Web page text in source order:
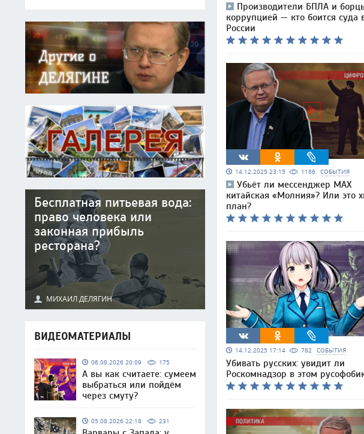
Бесплатная питьевая вода:
право человека или
законная прибыль
ресторана?
МИХАИЛ ДЕЛЯГИН
ВИДЕОМАТЕРИАЛЫ
06.08.2026 20:09 175
А вы как считаете: сумеем
выбраться или пойдём
через смуту?
05.08.2026 22:18 231
Производители БПЛА и
коррупцией — кто боится суда
России
14.12.2025 23:15 1186 СОБЫТИЯ
Убьёт ли мессенджер МАХ
китайская «Молния»? Или это
план?
14.12.2025 17:14 782 СОБЫТИЯ
Убивать русских: увидит ли
Роскомнадзор в этом